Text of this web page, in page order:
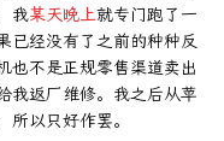
我某天晚上就专门跑了一
已经没有了之前的种种反
也不是正规零售渠道卖出
我返厂维修。我之后从苹
以只好作罢。